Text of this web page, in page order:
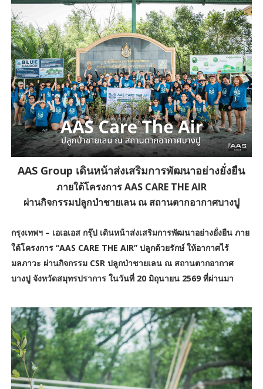
AAS Group เดินหน้าส่งเสริมการพัฒนาอย่างยั่งยืน
ภายใต้โครงการ AAS CARE THE AIR
ผ่านกิจกรรมปลูกป่าชายเลน ณ สถานตากอากาศบางปู
กรุงเทพฯ – เอเอเอส กรุ๊ป เดินหน้าส่งเสริมการพัฒนาอย่างยั่งยืน ภาย
ใต้โครงการ “AAS CARE THE AIR” ปลูกด้วยรักษ์ ให้อากาศไร้
มลภาวะ ผ่านกิจกรรม CSR ปลูกป่าชายเลน ณ สถานตากอากาศ
บางปู จังหวัดสมุทรปราการ ในวันที่ 20 มิถุนายน 2569 ที่ผ่านมา